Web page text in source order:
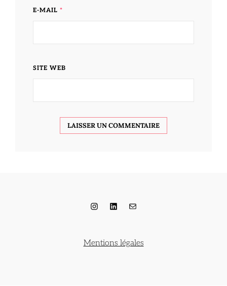
E-MAIL *
SITE WEB
Instagram
LinkedIn
E-mail
Mentions légales